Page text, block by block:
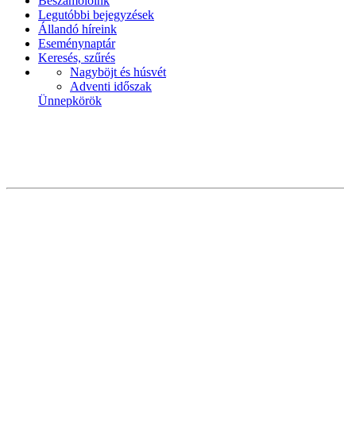
Legutóbbi bejegyzések
Állandó híreink
Eseménynaptár
Keresés, szűrés
Nagyböjt és húsvét
Adventi időszak
Ünnepkörök